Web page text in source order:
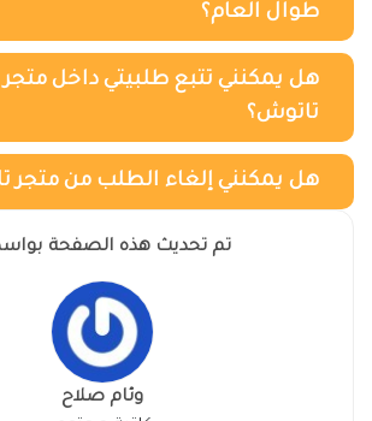
طوال العام؟
هل يمكنني تتبع طلبيتي داخل متجر
تاتوش؟
هل يمكنني إلغاء الطلب من متجر
تم تحديث هذه الصفحة
وئام صلاح